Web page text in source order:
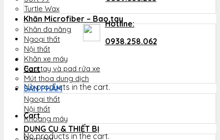
Hotline:
0938.258.062
Cart
No products in the cart.
Cart
No products in the cart.
Turtle Wax
Khăn Microfiber – Bao tay
Khăn đa năng
Ngoại thất
Nội thất
Khăn xe máy
Bao tay và pad rửa xe
Mút thoa dung dịch
SẢN PHẨM
Ngoại thất
Nội thất
Khoang máy
DỤNG CỤ & THIẾT BỊ